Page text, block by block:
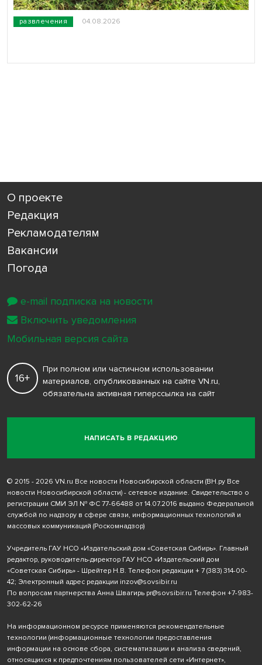
развлечения 04.08.2026
О проекте
Редакция
Рекламодателям
Вакансии
Погода
НАПИСАТЬ В РЕДАКЦИЮ
16+
При полном или частичном использовании
материалов, опубликованных на сайте VN.ru,
обязательна активная гиперссылка на сайт
© 2015 - 2026 VN.ru Все новости Новосибирской области (ВН.ру Все
новости Новосибирской области) - сетевое издание. Свидетельство о
регистрации СМИ ЭЛ № ФС 77-66488 от 14.07.2016 выдано Федеральной
службой по надзору в сфере связи, информационных технологий и
массовых коммуникаций (Роскомнадзор)
Учредитель ГАУ НСО «Издательский дом «Советская Сибирь». Главный
редактор, руководитель-директор ГАУ НСО «Издательский дом
«Советская Сибирь» - Шрейтер Н.В. Телефон редакции + 7 (383) 314-00-
42; Электронный адрес редакции inzov@sovsibir.ru
По вопросам партнерства Анна Швагирь pr@sovsibir.ru Телефон +7-983-
302-62-26
На информационном ресурсе применяются рекомендательные
технологии (информационные технологии предоставления
информации на основе сбора, систематизации и анализа сведений,
относящихся к предпочтениям пользователей сети «Интернет»,
e-mail подписка на новости
Включить уведомления
Мобильная версия сайта